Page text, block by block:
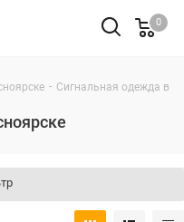
0
- Сигнальная одежда в